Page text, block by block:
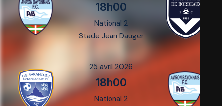
18h00
National 2
Stade Jean Dauger
25 avril 2026
18h00
National 2